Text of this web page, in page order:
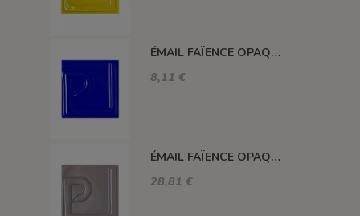
ÉMAIL FAÏENCE OPAQUE SANS PLOMB MAT BLEU FONCÉ EMSP13
8,11 €
ÉMAIL FAÏENCE OPAQUE SANS PLOMB MAT GRIS MOYEN 1KG EMSP16LL
28,81 €